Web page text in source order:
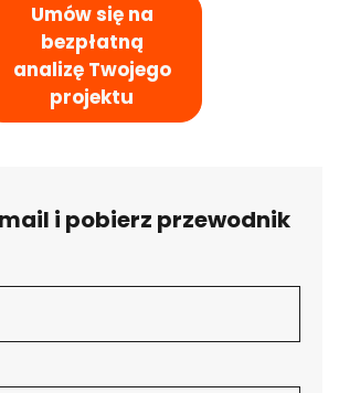
Umów się na
bezpłatną
analizę Twojego
projektu
i pobierz przewodnik